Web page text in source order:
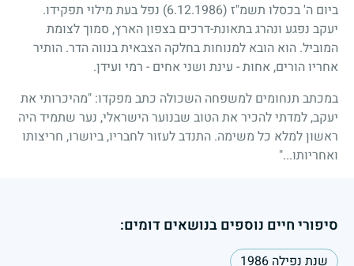
ביום ה' בכסלו תשמ"ז (6.12.1986)
נפל בעת מילוי תפקידו.
יעקב נפגע ונהרג בתאונת-דרכים בצפון הארץ, סמוך לצומת
המוביל. הוא הובא למנוחות בחלקה הצבאית בנווה הדר. הותיר
אחריו הורים, אחות - עינת ושני אחים - רמי ועידן.
במכתב תנחומים למשפחה השכולה כתב מפקדו: "מהיכרותי את
יעקב, למדתי להכיר את הטוב שבנוער הישראלי, נער שתמיד היה
ראשון למלא כל משימה. התנדב לעזור לחבריו, ביושרו, חריצותו
ואחריותו..."
סיפורי חיים נוספים בנושאים דומים:
שנת נפילה 1986